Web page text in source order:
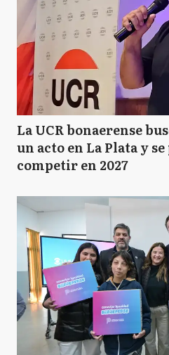
La UCR bonaerense
un acto en La Plata y
competir en 2027